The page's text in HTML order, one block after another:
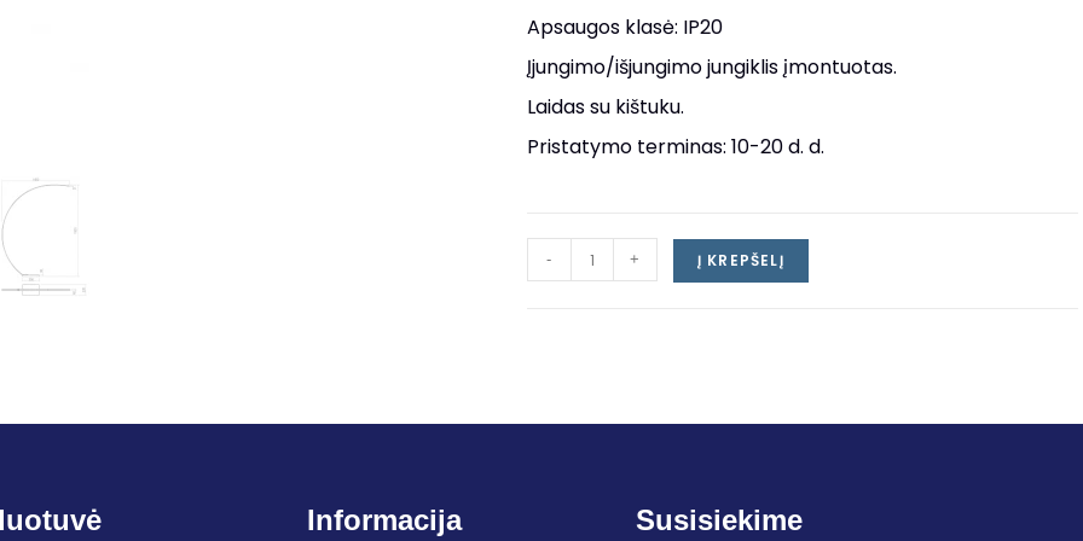
Apsaugos klasė: IP20
Įjungimo/išjungimo jungiklis įmontuotas.
Laidas su kištuku.
Pristatymo terminas: 10-20 d. d.
- + Į KREPŠELĮ
Informacija Susisiekime